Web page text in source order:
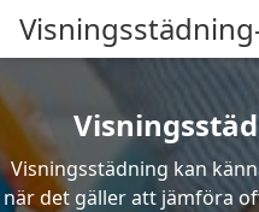
Visningsstädning kan
när det gäller att jämföra